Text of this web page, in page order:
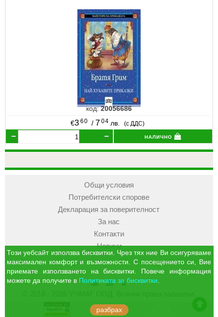
код:20056686
€3 60 / 7 04 лв. (с ДДС)
налично
Общи условия
Потребителски спорове
Декларация за поверителност
За нас
Контакти
Новини
УЧМАГКошница
Профил
Този уебсайт използва бисквитки. Чрез тях ние Ви осигуряваме
максимален комфорт и възможности. С посещението си, Вие
приемате използването на бисквитки. Повече информация
можете да получите в Политиката за бисквитки.
разбрах